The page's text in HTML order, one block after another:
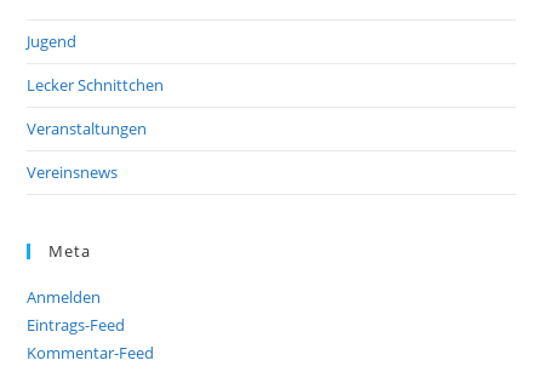
Jugend
Lecker Schnittchen
Veranstaltungen
Vereinsnews
Meta
Anmelden
Eintrags-Feed
Kommentar-Feed